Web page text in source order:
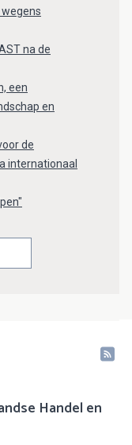
na de
een
en
de
internationaal
Handel en